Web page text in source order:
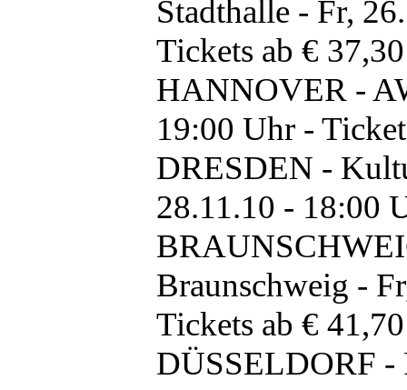
Stadthalle - Fr,
Tickets ab € 37,30
HANNOVER -
19:00 Uhr -
DRESDEN -
28.11.10 - 18:00
Braunschweig -
Tickets ab € 41,70
DÜSSELDORF